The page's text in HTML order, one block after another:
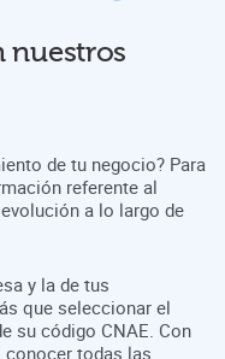
nuestros
de tu negocio? Para
referente al
a lo largo de
y la de tus
que seleccionar el
su código CNAE. Con
todas las